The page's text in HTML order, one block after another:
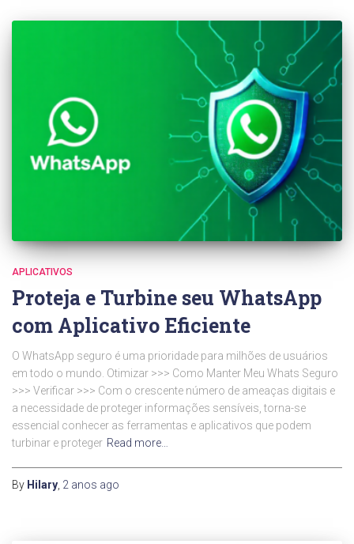
APLICATIVOS
Proteja e Turbine seu WhatsApp
com Aplicativo Eficiente
O WhatsApp seguro é uma prioridade para milhões de usuários
em todo o mundo. Otimizar >>> Como Manter Meu Whats Seguro
>>> Verificar >>> Com o crescente número de ameaças digitais e
a necessidade de proteger informações sensíveis, torna-se
essencial conhecer as ferramentas e aplicativos que podem
turbinar e proteger Read more…
By Hilary 2 anos ago